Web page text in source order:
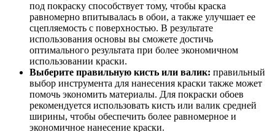
под покраску способствует тому, чтобы краска
равномерно впитывалась в обои, а также улучшает ее
сцепляемость с поверхностью. В результате
использования основы вы сможете достичь
оптимального результата при более экономичном
использовании краски.
Выберите правильную кисть или валик: правильный
выбор инструмента для нанесения краски также может
помочь экономить материалы. Для покраски обоев
рекомендуется использовать кисть или валик средней
ширины, чтобы обеспечить более равномерное и
экономичное нанесение краски.